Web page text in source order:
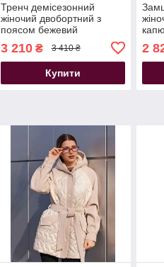
Тренч демісезонний
жіночий двобортний з
поясом бежевий
3 210₴ 3 410 ₴
Купити
2